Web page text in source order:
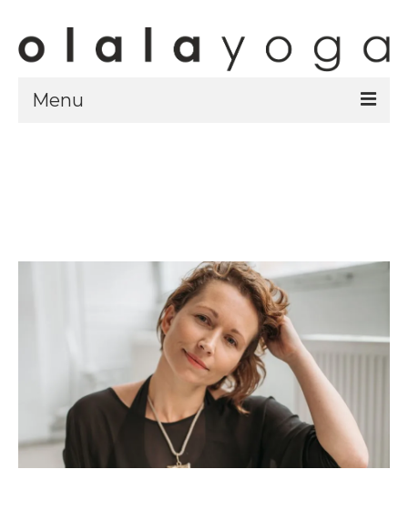
Menu
spotkania online
Blog
artykuły i video